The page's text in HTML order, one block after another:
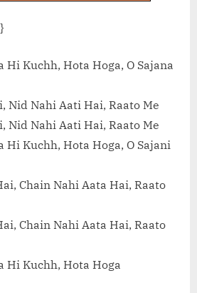
Hi Kuchh, Hota Hoga, O Sajana
Nid Nahi Aati Hai, Raato Me
Nid Nahi Aati Hai, Raato Me
Hi Kuchh, Hota Hoga, O Sajani
Chain Nahi Aata Hai, Raato
Chain Nahi Aata Hai, Raato
Hi Kuchh, Hota Hoga